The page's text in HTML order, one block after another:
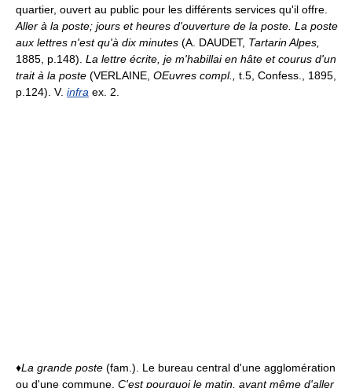
quartier, ouvert au public pour les différents services qu'il offre.
Aller à la poste; jours et heures d'ouverture de la poste. La poste
aux lettres n'est qu'à dix minutes (A. DAUDET, Tartarin Alpes,
1885, p.148). La lettre écrite, je m'habillai en hâte et courus d'un
trait à la poste (VERLAINE, OEuvres compl., t.5, Confess., 1895,
p.124). V. infra ex. 2.
♦La grande poste (fam.). Le bureau central d'une agglomération
ou d'une commune. C'est pourquoi le matin, avant même d'aller